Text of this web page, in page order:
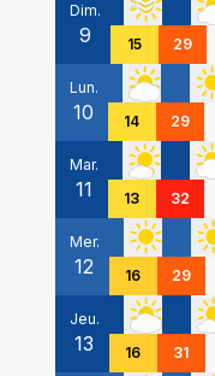
Dim.
9 15 29
Lun.
10 14 29
Mar.
11 13 32
Mer.
12 16 29
Jeu.
13 16 31